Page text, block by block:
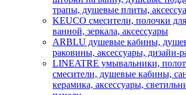
трапы, душевые плиты,
KEUCO смесители, полочки
ванной, зеркала, аксессуары
ARBLU душевые кабины,
раковины, аксессуары, дизайн-
LINEATRE умывальники,
смесители, душевые кабины,
керамика, аксессуары,